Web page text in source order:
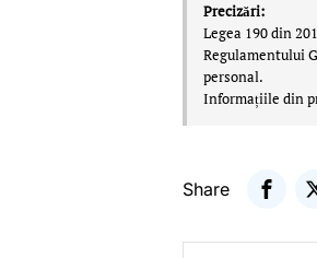
Precizări:
Legea 190 din
Regulamentului
personal.
Informațiile din
Share